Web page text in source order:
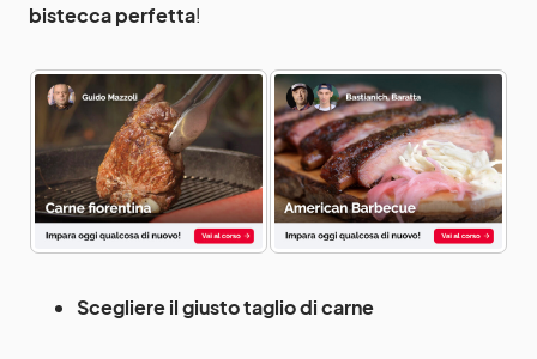
bistecca perfetta!
Scegliere il giusto taglio di carne